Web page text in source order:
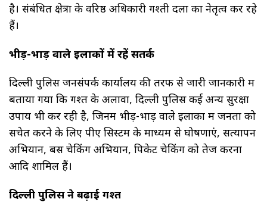
है। संबंधित क्षेत्रों के वरिष्ठ अधिकारी गश्ती दलों का नेतृत्व कर रहे
हैं।
भीड़-भाड़ वाले इलाकों में रहें सतर्क
दिल्ली पुलिस जनसंपर्क कार्यालय की तरफ से जारी जानकारी में
बताया गया कि गश्त के अलावा, दिल्ली पुलिस कई अन्य सुरक्षा
उपाय भी कर रही है, जिनमें भीड़-भाड़ वाले इलाकों में जनता को
सचेत करने के लिए पीए सिस्टम के माध्यम से घोषणाएं, सत्यापन
अभियान, बस चेकिंग अभियान, पिकेट चेकिंग को तेज करना
आदि शामिल हैं।
दिल्ली पुलिस ने बढ़ाई गश्त